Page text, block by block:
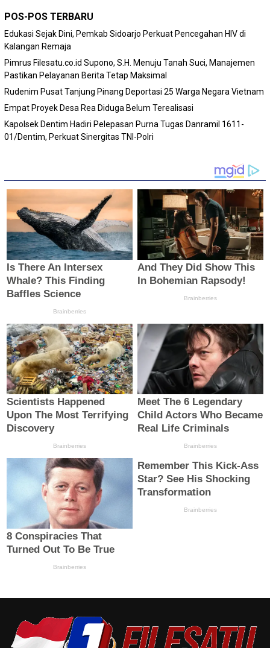
POS-POS TERBARU
Edukasi Sejak Dini, Pemkab Sidoarjo Perkuat Pencegahan HIV di
Kalangan Remaja
Pimrus Filesatu.co.id Supono, S.H. Menuju Tanah Suci, Manajemen
Pastikan Pelayanan Berita Tetap Maksimal
Rudenim Pusat Tanjung Pinang Deportasi 25 Warga Negara Vietnam
Empat Proyek Desa Rea Diduga Belum Terealisasi
Kapolsek Dentim Hadiri Pelepasan Purna Tugas Danramil 1611-
01/Dentim, Perkuat Sinergitas TNI-Polri